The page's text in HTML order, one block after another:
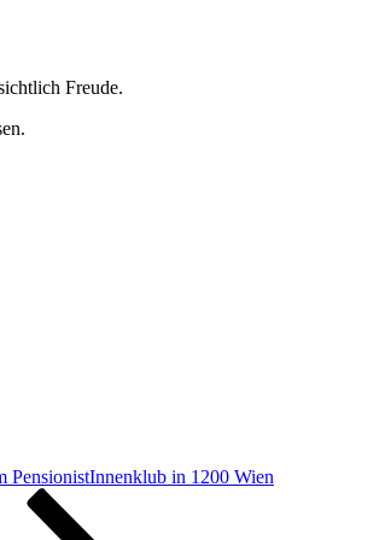
Freude.
PensionistInnenklub in 1200 Wien